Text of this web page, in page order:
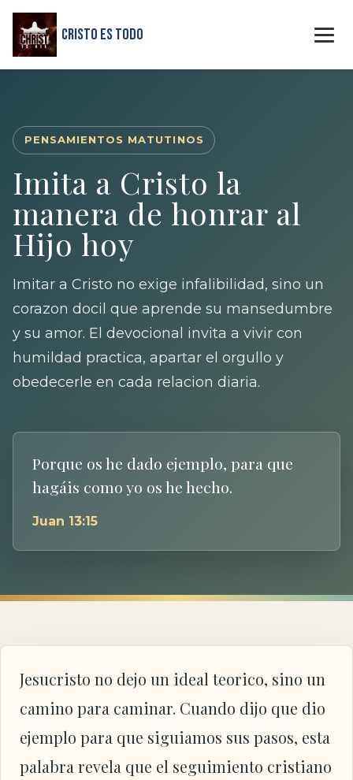
Cristo Es Todo
PENSAMIENTOS MATUTINOS
Imita a Cristo la
manera de honrar al
Hijo hoy
Imitar a Cristo no exige infalibilidad, sino un
corazon docil que aprende su mansedumbre
y su amor. El devocional invita a vivir con
humildad practica, apartar el orgullo y
obedecerle en cada relacion diaria.
Porque os he dado ejemplo, para que
hagáis como yo os he hecho.
Juan 13:15
Jesucristo no dejo un ideal teorico, sino un
camino para caminar. Cuando dijo que dio
ejemplo para que siguiamos sus pasos, esta
palabra revela que el seguimiento cristiano